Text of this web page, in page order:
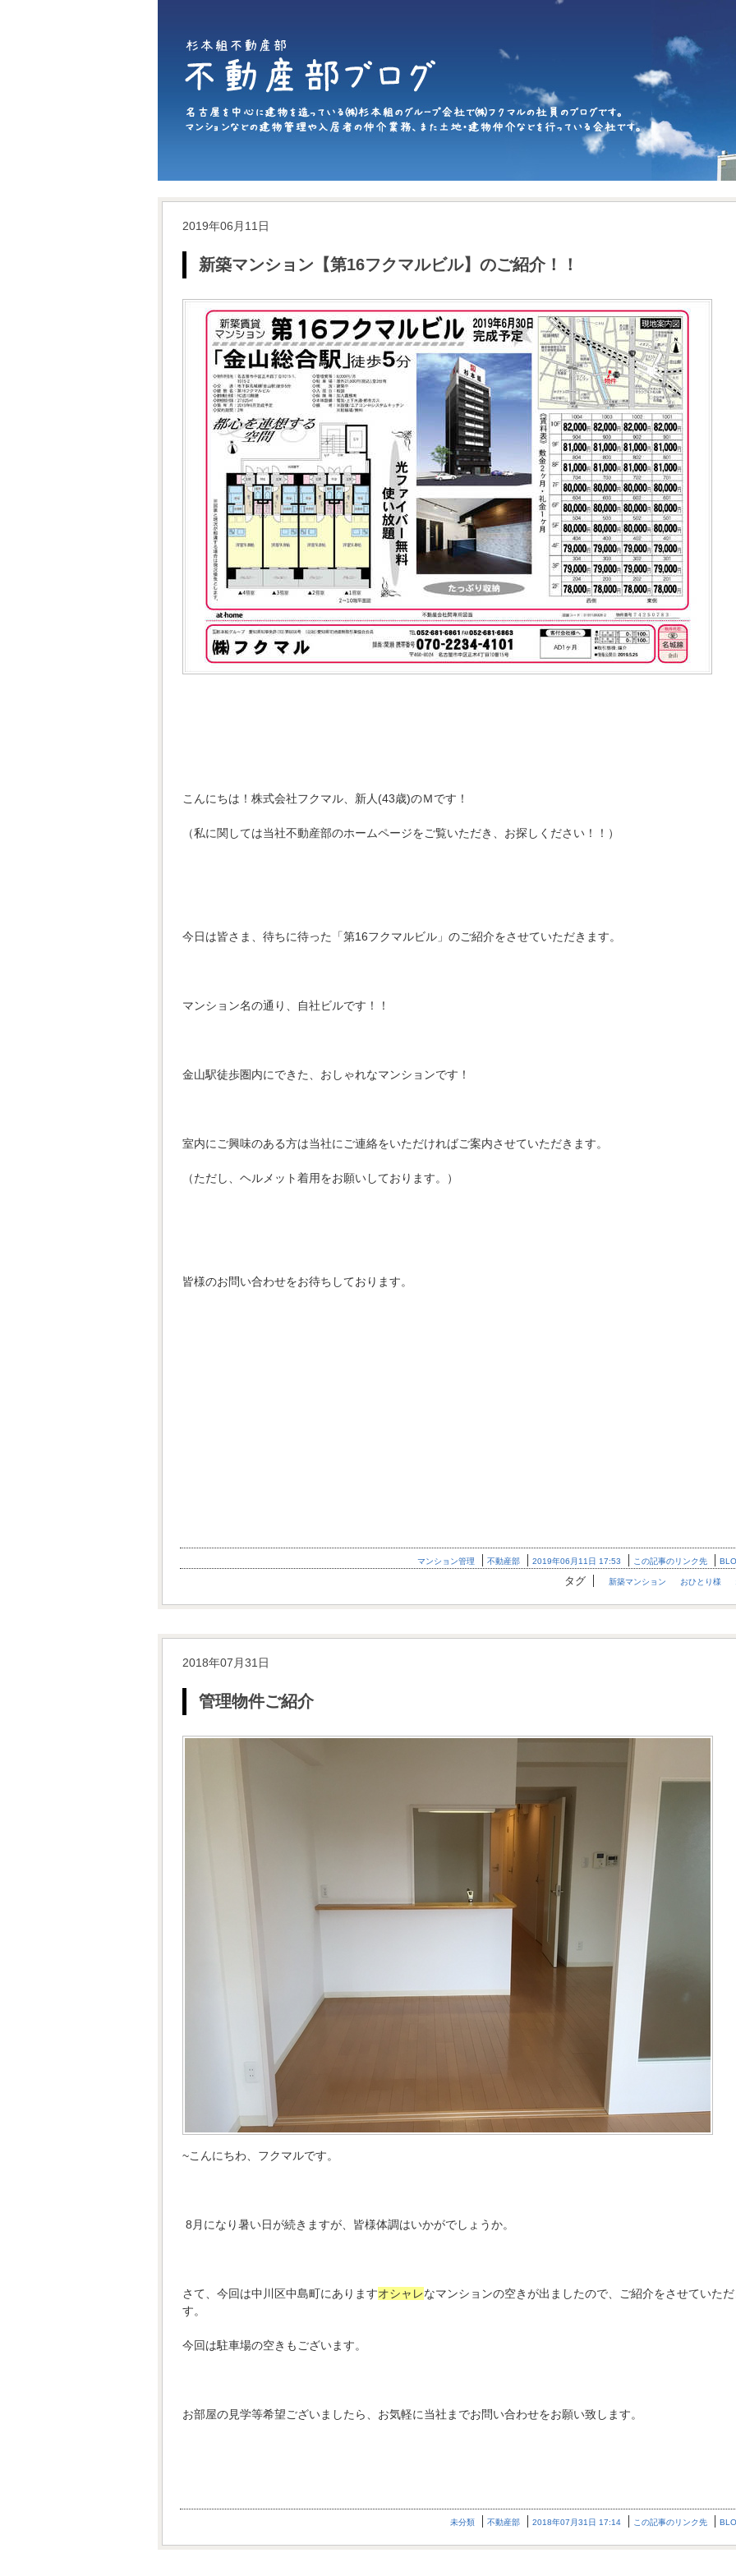
2019年06月11日
新築マンション【第16フクマルビル】のご紹介！！
こんにちは！株式会社フクマル、新人(43歳)のＭです！
（私に関しては当社不動産部のホームページをご覧いただき、お探しください！！）
今日は皆さま、待ちに待った「第16フクマルビル」のご紹介をさせていただきます。
マンション名の通り、自社ビルです！！
金山駅徒歩圏内にできた、おしゃれなマンションです！
室内にご興味のある方は当社にご連絡をいただければご案内させていただきます。
（ただし、ヘルメット着用をお願いしております。）
皆様のお問い合わせをお待ちしております。
マンション管理 不動産部 2019年06月11日 17:53 この記事のリンク先
タグ 新築マンション おひとり様
2018年07月31日
管理物件ご紹介
~こんにちわ、フクマルです。
8月になり暑い日が続きますが、皆様体調はいかがでしょうか。
さて、今回は中川区中島町にありますオシャレなマンションの空きが出ましたので、ご紹介をさせていただ
す。
今回は駐車場の空きもございます。
お部屋の見学等希望ございましたら、お気軽に当社までお問い合わせをお願い致します。
未分類 不動産部 2018年07月31日 17:14 この記事のリンク先